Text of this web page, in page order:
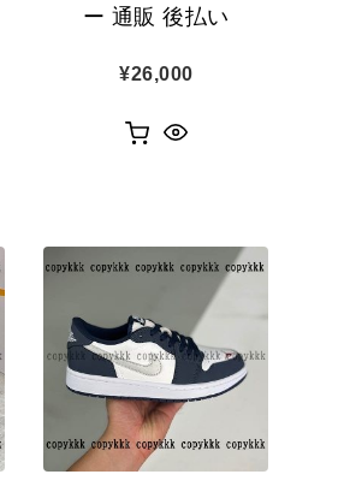
ー 通販 後払い
¥26,000